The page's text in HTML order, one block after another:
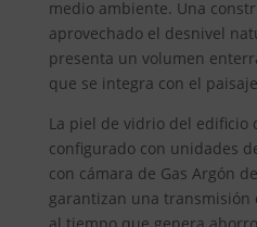
medio ambiente. Una
aprovechado el desnivel
presenta un volumen
que se integra con el
La piel de vidrio del edificio
configurado con unidades
con cámara de Gas Argón
garantizan una